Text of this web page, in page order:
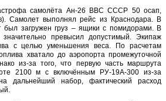
самолёта Ан-26 ВВС СССР 50 осап,
Самолет выполнял рейс из Краснодара. В
был загружен груз – ящики с помидорами. В
значительно превысил допустимый. Экипаж
с целью уменьшения веса. По расчетам
хватало до аэропорта промежуточной
из-за того, что первую часть маршрута
2100 м с включённым РУ-19А-300 из-за
дальнейший набор, фактический расход